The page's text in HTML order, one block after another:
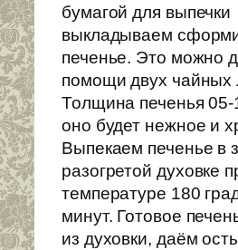
бумагой для выпечки
выкладываем
печенье. Это можно
помощи двух чайных
Толщина печенья 05-
оно будет нежное и
Выпекаем печенье в
разогретой духовке
температуре 180
минут. Готовое
из духовки, даём